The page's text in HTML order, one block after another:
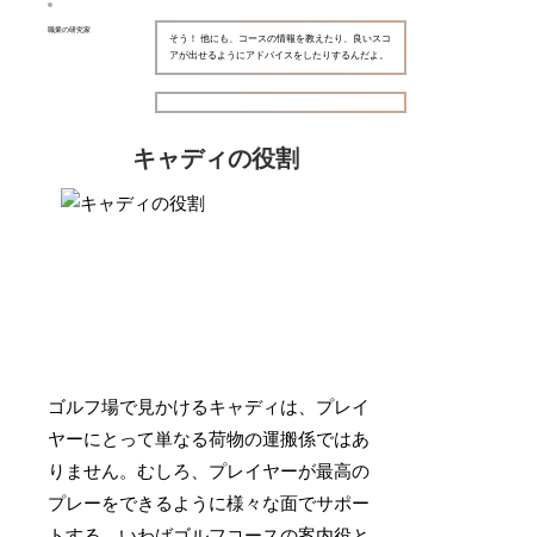
職業の研究家
そう！ 他にも、コースの情報を教えたり、良いスコ
アが出せるようにアドバイスをしたりするんだよ。
キャディの役割
ゴルフ場で見かけるキャディは、プレイ
ヤーにとって単なる荷物の運搬係ではあ
りません。むしろ、プレイヤーが最高の
プレーをできるように様々な面でサポー